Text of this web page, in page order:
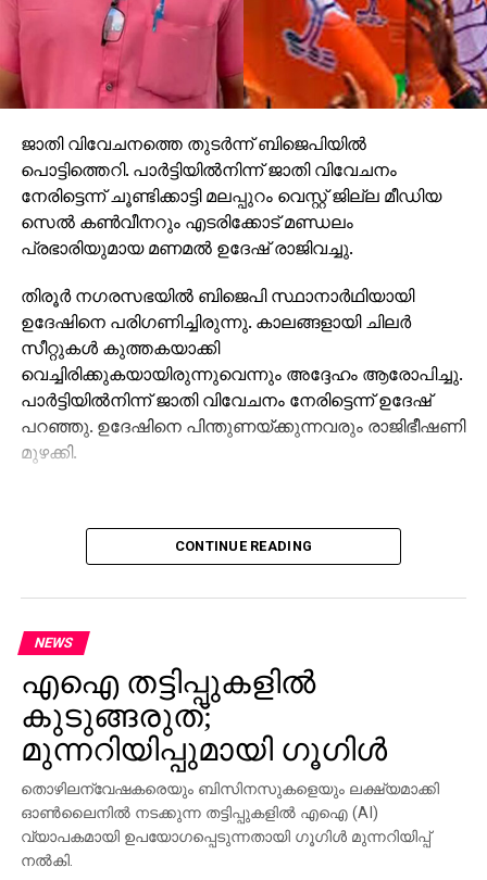
ജാതി വിവേചനത്തെ തുടര്‍ന്ന് ബിജെപിയില്‍
പൊട്ടിത്തെറി. പാര്‍ട്ടിയില്‍നിന്ന് ജാതി വിവേചനം
നേരിട്ടെന്ന് ചൂണ്ടിക്കാട്ടി മലപ്പുറം വെസ്റ്റ് ജില്ല മീഡിയ
സെല്‍ കണ്‍വീനറും എടരിക്കോട് മണ്ഡലം
പ്രഭാരിയുമായ മണമല്‍ ഉദേഷ് രാജിവച്ചു.
തിരൂര്‍ നഗരസഭയില്‍ ബിജെപി സ്ഥാനാര്‍ഥിയായി
ഉദേഷിനെ പരിഗണിച്ചിരുന്നു. കാലങ്ങളായി ചിലര്‍
സീറ്റുകള്‍ കുത്തകയാക്കി
വെച്ചിരിക്കുകയായിരുന്നുവെന്നും അദ്ദേഹം ആരോപിച്ചു.
പാര്‍ട്ടിയില്‍നിന്ന് ജാതി വിവേചനം നേരിട്ടെന്ന് ഉദേഷ്
പറഞ്ഞു. ഉദേഷിനെ പിന്തുണയ്ക്കുന്നവരും രാജിഭീഷണി
മുഴക്കി.
CONTINUE READING
NEWS
എഐ തട്ടിപ്പുകളില്‍
കുടുങ്ങരുത്;
മുന്നറിയിപ്പുമായി ഗൂഗിള്‍
തൊഴിലന്വേഷകരെയും ബിസിനസുകളെയും ലക്ഷ്യമാക്കി
ഓണ്‍ലൈനില്‍ നടക്കുന്ന തട്ടിപ്പുകളില്‍ എഐ (AI)
വ്യാപകമായി ഉപയോഗപ്പെടുന്നതായി ഗൂഗിള്‍ മുന്നറിയിപ്പ്
നല്‍കി.